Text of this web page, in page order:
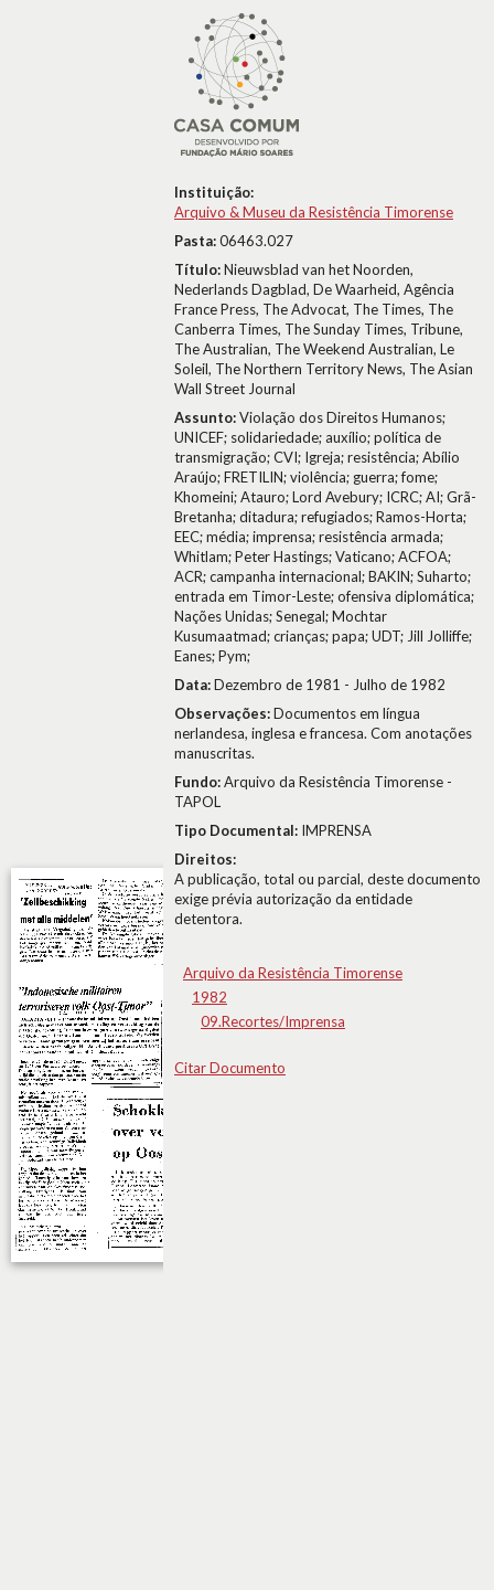
Instituição:
Arquivo & Museu da Resistência Timorense
Pasta:06463.027
Título:Nieuwsblad van het Noorden,
Nederlands Dagblad, De Waarheid, Agência
France Press, The Advocat, The Times, The
Canberra Times, The Sunday Times, Tribune,
The Australian, The Weekend Australian, Le
Soleil, The Northern Territory News, The Asian
Wall Street Journal
Assunto:Violação dos Direitos Humanos;
UNICEF; solidariedade; auxílio; política de
transmigração; CVI; Igreja; resistência; Abílio
Araújo; FRETILIN; violência; guerra; fome;
Khomeini; Atauro; Lord Avebury; ICRC; AI; Grã-
Bretanha; ditadura; refugiados; Ramos-Horta;
EEC; média; imprensa; resistência armada;
Whitlam; Peter Hastings; Vaticano; ACFOA;
ACR; campanha internacional; BAKIN; Suharto;
entrada em Timor-Leste; ofensiva diplomática;
Nações Unidas; Senegal; Mochtar
Kusumaatmad; crianças; papa; UDT; Jill Jolliffe;
Eanes; Pym;
Data:Dezembro de 1981 - Julho de 1982
Observações:Documentos em língua
nerlandesa, inglesa e francesa. Com anotações
manuscritas.
Fundo:Arquivo da Resistência Timorense -
TAPOL
Tipo Documental: IMPRENSA
Direitos:
A publicação, total ou parcial, deste documento
exige prévia autorização da entidade
detentora.
Arquivo da Resistência Timorense
1982
09.Recortes/Imprensa
Citar Documento